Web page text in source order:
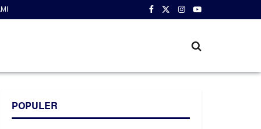
POPULER